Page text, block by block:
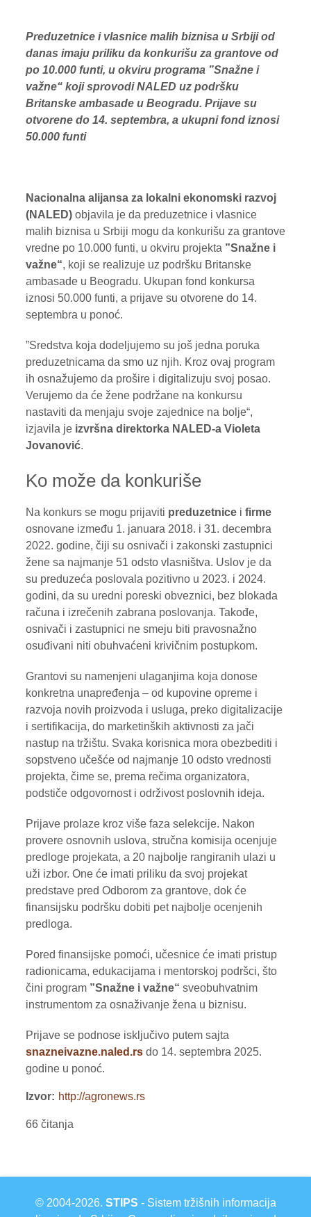
ŽIVA STOKA
BILTENI
REPORTERI
Preduzetnice i vlasnice malih biznisa u Srbiji od
danas imaju priliku da konkurišu za grantove od
po 10.000 funti, u okviru programa ”Snažne i
važne“ koji sprovodi NALED uz podršku
Britanske ambasade u Beogradu. Prijave su
otvorene do 14. septembra, a ukupni fond iznosi
50.000 funti
Nacionalna alijansa za lokalni ekonomski razvoj
(NALED) objavila je da preduzetnice i vlasnice
malih biznisa u Srbiji mogu da konkurišu za grantove
vredne po 10.000 funti, u okviru projekta ”Snažne i
važne“, koji se realizuje uz podršku Britanske
ambasade u Beogradu. Ukupan fond konkursa
iznosi 50.000 funti, a prijave su otvorene do 14.
septembra u ponoć.
”Sredstva koja dodeljujemo su još jedna poruka
preduzetnicama da smo uz njih. Kroz ovaj program
ih osnažujemo da prošire i digitalizuju svoj posao.
Verujemo da će žene podržane na konkursu
nastaviti da menjaju svoje zajednice na bolje“,
izjavila je izvršna direktorka NALED-a Violeta
Jovanović.
Ko može da konkuriše
Na konkurs se mogu prijaviti preduzetnice i firme
osnovane između 1. januara 2018. i 31. decembra
2022. godine, čiji su osnivači i zakonski zastupnici
žene sa najmanje 51 odsto vlasništva. Uslov je da
su preduzeća poslovala pozitivno u 2023. i 2024.
godini, da su uredni poreski obveznici, bez blokada
računa i izrečenih zabrana poslovanja. Takođe,
osnivači i zastupnici ne smeju biti pravosnažno
osuđivani niti obuhvaćeni krivičnim postupkom.
Grantovi su namenjeni ulaganjima koja donose
konkretna unapređenja – od kupovine opreme i
razvoja novih proizvoda i usluga, preko digitalizacije
i sertifikacija, do marketinških aktivnosti za jači
nastup na tržištu. Svaka korisnica mora obezbediti i
sopstveno učešće od najmanje 10 odsto vrednosti
projekta, čime se, prema rečima organizatora,
podstiče odgovornost i održivost poslovnih ideja.
Prijave prolaze kroz više faza selekcije. Nakon
provere osnovnih uslova, stručna komisija ocenjuje
predloge projekata, a 20 najbolje rangiranih ulazi u
uži izbor. One će imati priliku da svoj projekat
predstave pred Odborom za grantove, dok će
finansijsku podršku dobiti pet najbolje ocenjenih
predloga.
Pored finansijske pomoći, učesnice će imati pristup
radionicama, edukacijama i mentorskoj podršci, što
čini program ”Snažne i važne“ sveobuhvatnim
instrumentom za osnaživanje žena u biznisu.
Prijave se podnose isključivo putem sajta
snazneivazne.naled.rs do 14. septembra 2025.
godine u ponoć.
Izvor http://agronews.rs
66 čitanja
© 2004-2026. STIPS - Sistem tržišnih informacija